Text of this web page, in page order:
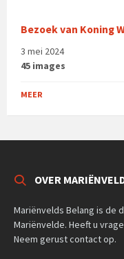
Bezoek van Koning
3 mei 2024
45 images
MEER
OVER
Mariënvelds Belang is de
Mariënvelde. Heeft u
Neem gerust contact op.